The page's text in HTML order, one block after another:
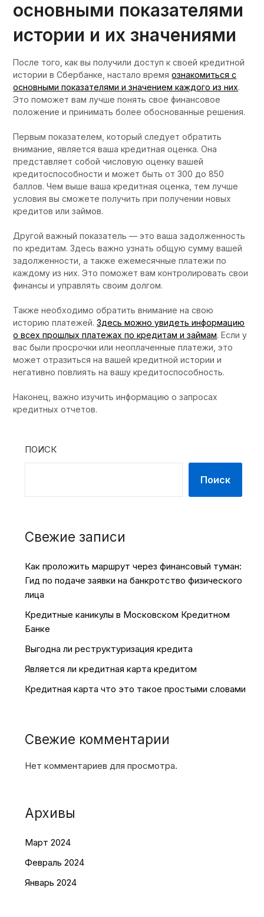
основными показателями
истории и их значениями
После того, как вы получили доступ к своей кредитной
истории в Сбербанке, настало времяознакомиться с
основными показателями и значением каждого из них.
Это поможет вам лучше понять свое финансовое
положение и принимать более обоснованные решения.
Первым показателем, который следует обратить
внимание, является ваша кредитная оценка. Она
представляет собой числовую оценку вашей
кредитоспособности и может быть от 300 до 850
баллов. Чем выше ваша кредитная оценка, тем лучше
условия вы сможете получить при получении новых
кредитов или займов.
Другой важный показатель — это ваша задолженность
по кредитам. Здесь важно узнать общую сумму вашей
задолженности, а также ежемесячные платежи по
каждому из них. Это поможет вам контролировать свои
финансы и управлять своим долгом.
Также необходимо обратить внимание на свою
историю платежей.Здесь можно увидеть информацию
о всех прошлых платежах по кредитам и займам. Если у
вас были просрочки или неоплаченные платежи, это
может отразиться на вашей кредитной истории и
негативно повлиять на вашу кредитоспособность.
Наконец, важно изучить информацию о запросах
кредитных отчетов.
ПОИСК
Поиск
Свежие записи
Как проложить маршрут через финансовый туман:
Гид по подаче заявки на банкротство физического
лица
Кредитные каникулы в Московском Кредитном
Банке
Выгодна ли реструктуризация кредита
Является ли кредитная карта кредитом
Кредитная карта что это такое простыми словами
Свежие комментарии
Нет комментариев для просмотра.
Архивы
Март 2024
Февраль 2024
Январь 2024